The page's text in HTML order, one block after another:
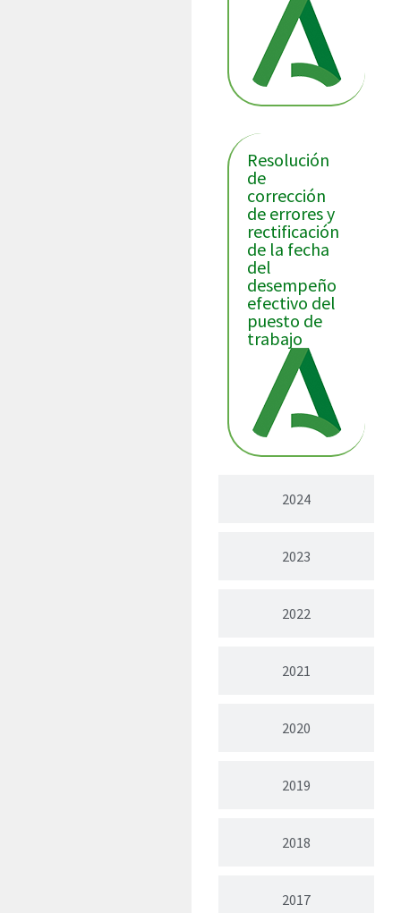
2024
2023
2022
2021
2020
2019
2018
2017
Resolución
de
corrección
de errores y
rectificación
de la fecha
del
desempeño
efectivo del
puesto de
trabajo